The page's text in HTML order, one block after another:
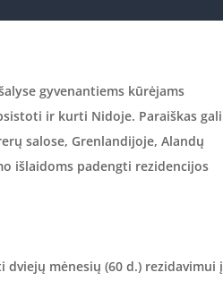
gyvenantiems kūrėjams
ir kurti Nidoje. Paraiškas gali
salose, Grenlandijoje, Alandų
išlaidoms padengti rezidencijos
mėnesių (60 d.) rezidavimui į